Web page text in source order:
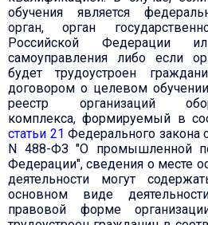
обучения является
орган, орган
Российской Федерации
самоуправления либо если
будет трудоустроен
договором о целевом
реестр организаций
комплекса, формируемый в
статьи 21 Федерального закона
N 488-ФЗ "О промышленной
Федерации", сведения о месте
деятельности могут
основном виде
правовой форме